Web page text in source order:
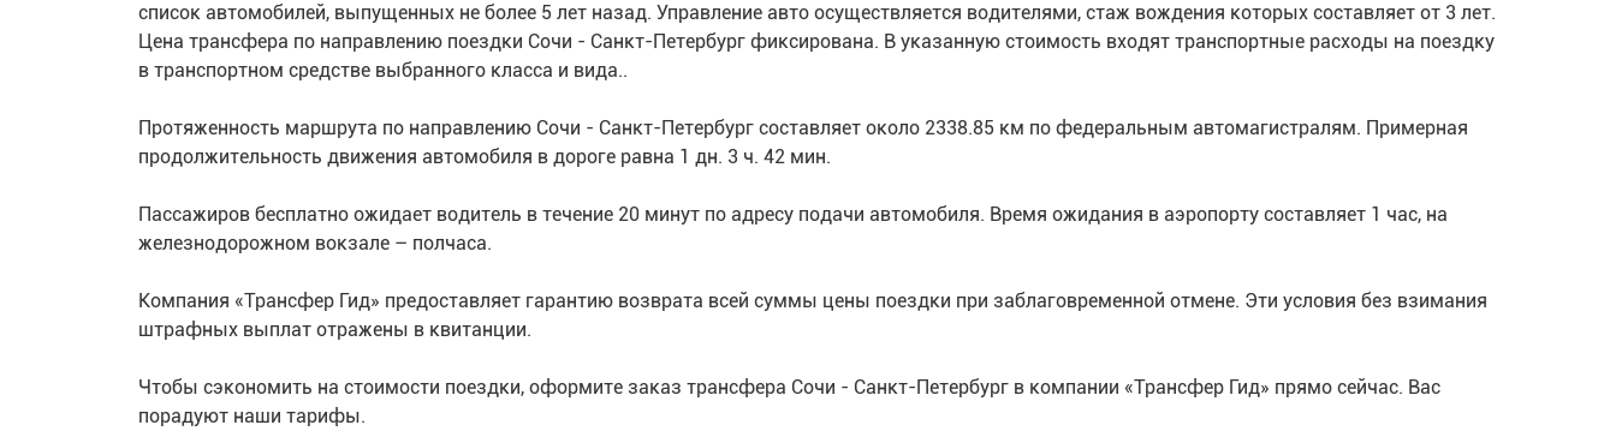
список автомобилей, выпущенных не более 5 лет назад. Управление авто осуществляется водителями, стаж вождения которых составляет от 3 лет.
Цена трансфера по направлению поездки Сочи - Санкт-Петербург фиксирована. В указанную стоимость входят транспортные расходы на поездку
в транспортном средстве выбранного класса и вида..
Протяженность маршрута по направлению Сочи - Санкт-Петербург составляет около 2338.85 км по федеральным автомагистралям. Примерная
продолжительность движения автомобиля в дороге равна 1 дн. 3 ч. 42 мин.
Пассажиров бесплатно ожидает водитель в течение 20 минут по адресу подачи автомобиля. Время ожидания в аэропорту составляет 1 час, на
железнодорожном вокзале – полчаса.
Компания «Трансфер Гид» предоставляет гарантию возврата всей суммы цены поездки при заблаговременной отмене. Эти условия без взимания
штрафных выплат отражены в квитанции.
Чтобы сэкономить на стоимости поездки, оформите заказ трансфера Сочи - Санкт-Петербург в компании «Трансфер Гид» прямо сейчас. Вас
порадуют наши тарифы.